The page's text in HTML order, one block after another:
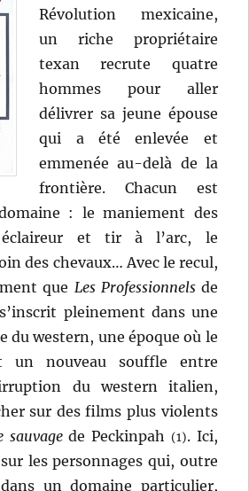
Révolution mexicaine,
un riche propriétaire
texan recrute quatre
hommes pour aller
délivrer sa jeune épouse
qui a été enlevée et
emmenée au-delà de la
frontière. Chacun est
: le maniement des
et tir à l’arc, le
des chevaux… Avec le recul,
que Les Professionnelsde
pleinement dans une
du western, une époque où le
un nouveau souffle entre
du western italien,
sur des films plus violents
sauvagede Peckinpah (1). Ici,
les personnages qui, outre
un domaine particulier,